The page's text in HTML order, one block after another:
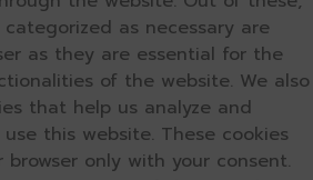
as necessary are
as they are essential for the
of the website. We also
that help us analyze and
this website. These cookies
only with your consent.